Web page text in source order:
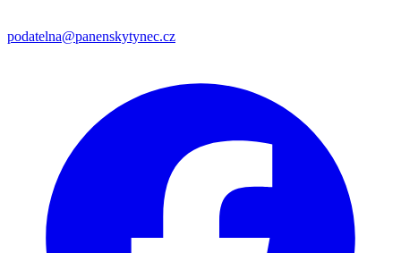
podatelna@panenskytynec.cz